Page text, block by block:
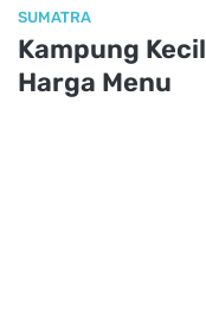
SUMATRA
Kampung
Harga Menu